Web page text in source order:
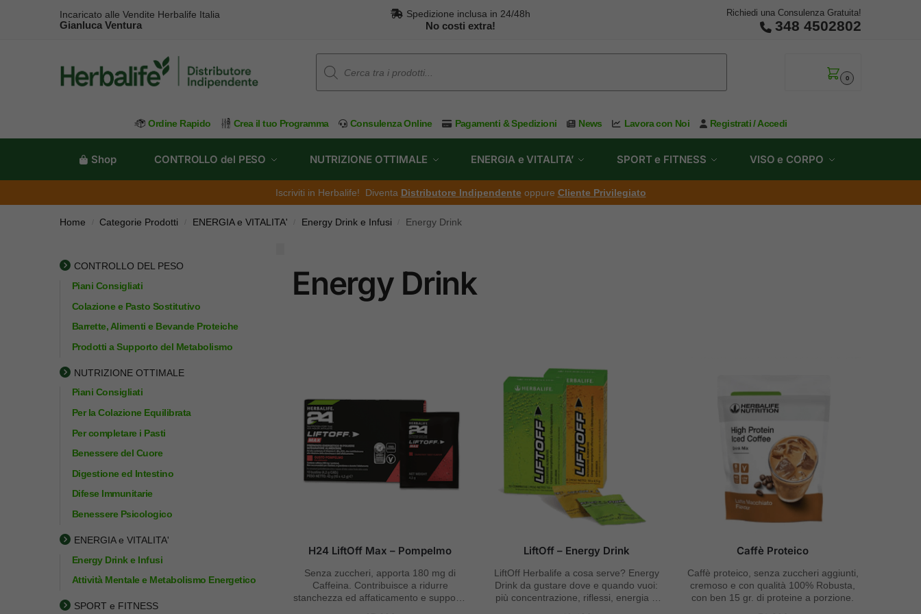
Incaricato alle Vendite Herbalife Italia
Gianluca Ventura
Spedizione inclusa in 24/48h
No costi extra!
Richiedi una Consulenza Gratuita!
348 4502802
Ordine Rapido Crea il tuo Programma Consulenza Online Pagamenti & Spedizioni News Lavora con Noi Registrati / Accedi
0
Shop CONTROLLO del PESO NUTRIZIONE OTTIMALE ENERGIA e VITALITA’ SPORT e FITNESS VISO e CORPO
Iscriviti in Herbalife! Diventa Distributore Indipendente oppure Cliente Privilegiato
Home Categorie Prodotti ENERGIA e VITALITA' Energy Drink e Infusi Energy Drink
Energy Drink
H24 LiftOff Max – Pompelmo
Senza zuccheri, apporta 180 mg di
Caffeina. Contribuisce a ridurre
stanchezza ed affaticamento e supporta
LiftOff – Energy Drink
LiftOff Herbalife a cosa serve? Energy
Drink da gustare dove e quando vuoi:
più concentrazione, riflessi, energia e
Caffè Proteico
Caffè proteico, senza zuccheri aggiunti,
cremoso e con qualità 100% Robusta,
con ben 15 gr. di proteine a porzione.
CONTROLLO DEL PESO
Piani Consigliati
Colazione e Pasto Sostitutivo
Barrette, Alimenti e Bevande Proteiche
Prodotti a Supporto del Metabolismo
NUTRIZIONE OTTIMALE
Piani Consigliati
Per la Colazione Equilibrata
Per completare i Pasti
Benessere del Cuore
Digestione ed Intestino
Difese Immunitarie
Benessere Psicologico
ENERGIA e VITALITA'
Energy Drink e Infusi
Attività Mentale e Metabolismo Energetico
SPORT e FITNESS